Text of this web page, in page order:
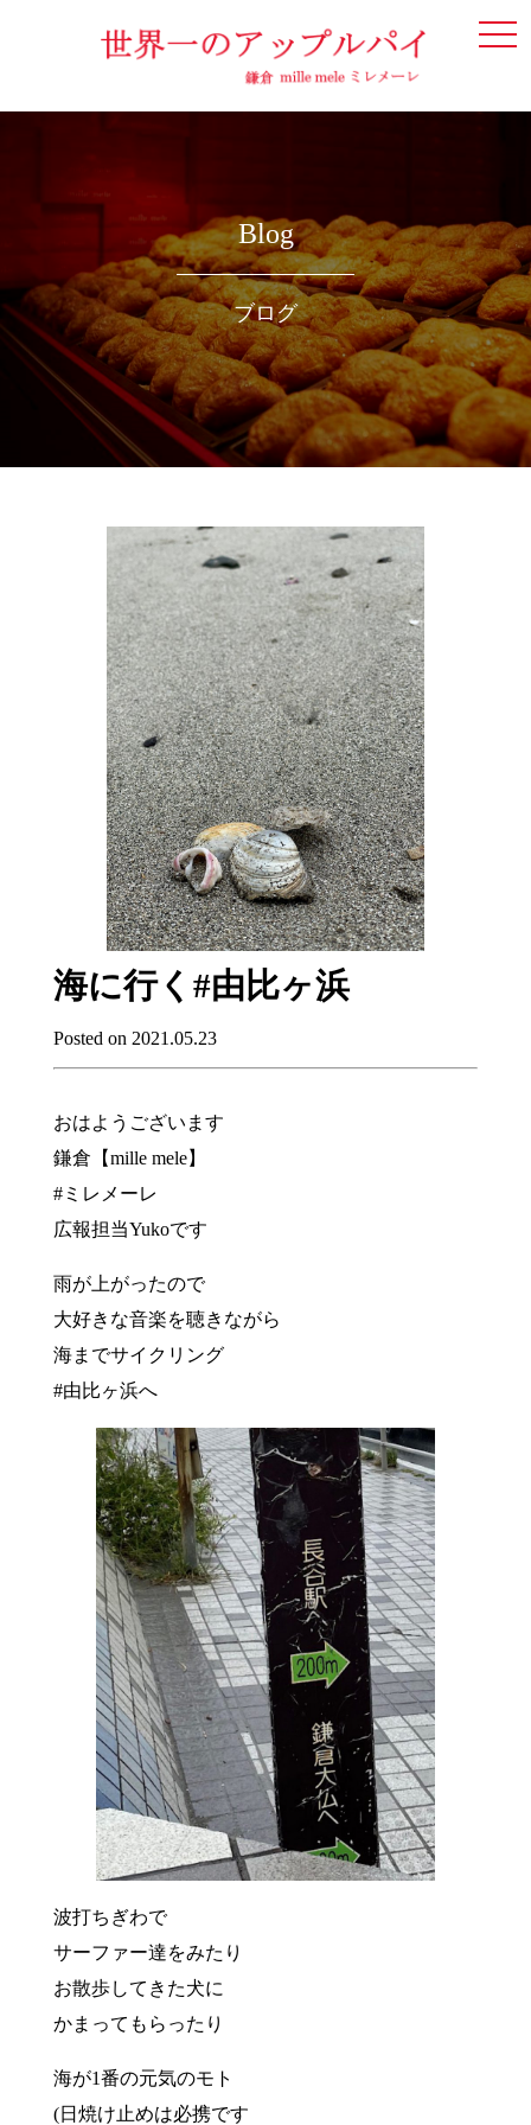
Blog
ブログ
海に行く#由比ヶ浜
Posted on 2021.05.23
おはようございます
鎌倉【mille mele】
#ミレメーレ
広報担当Yukoです
雨が上がったので
大好きな音楽を聴きながら
海までサイクリング
#由比ヶ浜へ
波打ちぎわで
サーファー達をみたり
お散歩してきた犬に
かまってもらったり
海が1番の元気のモト
(日焼け止めは必携です